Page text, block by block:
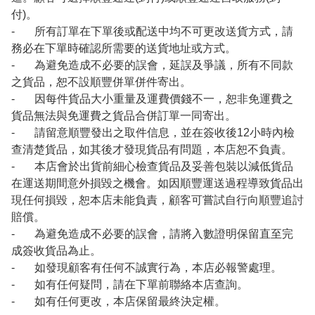
付)。
- 所有訂單在下單後或配送中均不可更改送貨方式，請
務必在下單時確認所需要的送貨地址或方式。
- 為避免造成不必要的誤會，延誤及爭議，所有不同款
之貨品，恕不設順豐併單併件寄出。
- 因每件貨品大小重量及運費價錢不一，恕非免運費之
貨品無法與免運費之貨品合併訂單一同寄出。
- 請留意順豐發出之取件信息，並在簽收後12小時內檢
查清楚貨品，如其後才發現貨品有問題，本店恕不負責。
- 本店會於出貨前細心檢查貨品及妥善包裝以減低貨品
在運送期間意外損毀之機會。如因順豐運送過程導致貨品出
現任何損毀，恕本店未能負責，顧客可嘗試自行向順豐追討
賠償。
- 為避免造成不必要的誤會，請將入數證明保留直至完
成簽收貨品為止。
- 如發現顧客有任何不誠實行為，本店必報警處理。
- 如有任何疑問，請在下單前聯絡本店查詢。
- 如有任何更改，本店保留最終決定權。